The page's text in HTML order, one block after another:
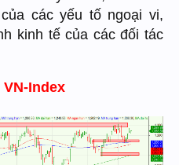
các yếu tố ngoại vi,
kinh tế của các đối tác
Index